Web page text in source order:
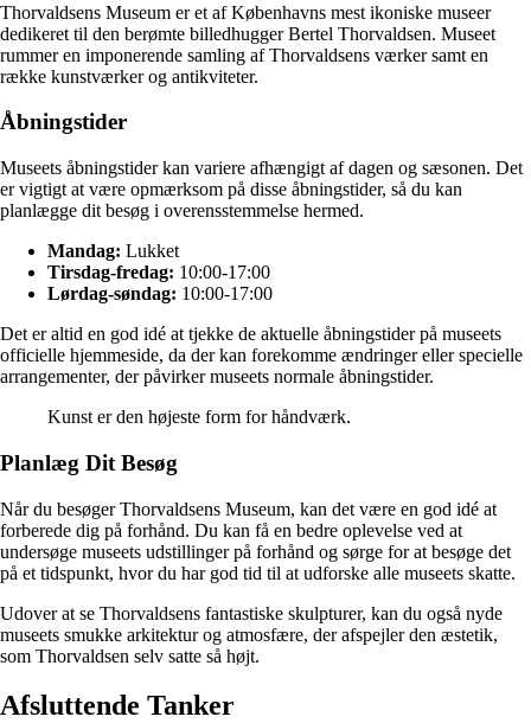
Thorvaldsens Museum er et af Københavns mest ikoniske museer
dedikeret til den berømte billedhugger Bertel Thorvaldsen. Museet
rummer en imponerende samling af Thorvaldsens værker samt en
række kunstværker og antikviteter.
Åbningstider
Museets åbningstider kan variere afhængigt af dagen og sæsonen. Det
er vigtigt at være opmærksom på disse åbningstider, så du kan
planlægge dit besøg i overensstemmelse hermed.
Mandag: Lukket
Tirsdag-fredag: 10:00-17:00
Lørdag-søndag: 10:00-17:00
Det er altid en god idé at tjekke de aktuelle åbningstider på museets
officielle hjemmeside, da der kan forekomme ændringer eller specielle
arrangementer, der påvirker museets normale åbningstider.
Kunst er den højeste form for håndværk.
Planlæg Dit Besøg
Når du besøger Thorvaldsens Museum, kan det være en god idé at
forberede dig på forhånd. Du kan få en bedre oplevelse ved at
undersøge museets udstillinger på forhånd og sørge for at besøge det
på et tidspunkt, hvor du har god tid til at udforske alle museets skatte.
Udover at se Thorvaldsens fantastiske skulpturer, kan du også nyde
museets smukke arkitektur og atmosfære, der afspejler den æstetik,
som Thorvaldsen selv satte så højt.
Afsluttende Tanker